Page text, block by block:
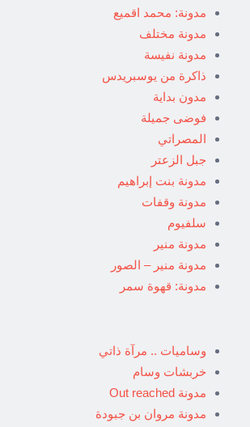
مدونة: محمد اقميع
مدونة مختلف
مدونة نفيسة
ذاكرة من يوسبريدس
مدون بداية
فوضى جميلة
المصراتي
جبل الزعتر
مدونة بنت إبراهيم
مدونة وقفات
سلفيوم
مدونة منير
مدونة منير – الصور
مدونة: قهوة سمر
وساميات .. مرآة ذاتي
خربشات وسام
مدونة Out reached
مدونة مروان بن جبودة